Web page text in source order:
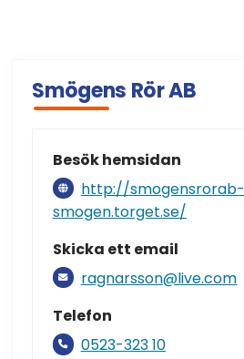
Smögens Rör AB
Besök hemsidan
http://smogensrorab-
smogen.torget.se/
Skicka ett email
ragnarsson@live.com
Telefon
0523-323 10